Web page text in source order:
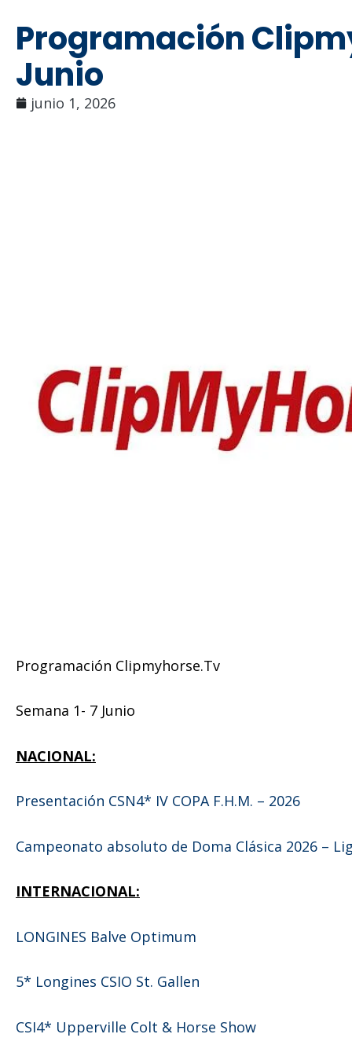
Programación
Junio
junio 1, 2026
Programación Clipmyhorse.Tv
Semana 1- 7 Junio
NACIONAL:
Presentación CSN4* IV COPA F.H.M. – 2026
Campeonato absoluto de Doma Clásica 2026 –
INTERNACIONAL:
LONGINES Balve Optimum
5* Longines CSIO St. Gallen
CSI4* Upperville Colt & Horse Show